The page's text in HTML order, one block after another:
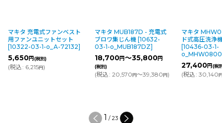
マキタ 充電式ファンベスト
用ファンユニットセット
[10322-03-1-o_A-72132]
5,650円(税別)
(税込: 6,215円)
マキタ MUB187D - 充電式
ブロワ集じん機 [10632-
03-1-o_MUB187DZ]
18,700円～35,800円
(税別)
(税込: 20,570円～39,380円)
マキタ
ド式高圧洗浄
[10436-03-1-
o_MHW0800
27,400円(税
(税込: 30,140
1 / 23